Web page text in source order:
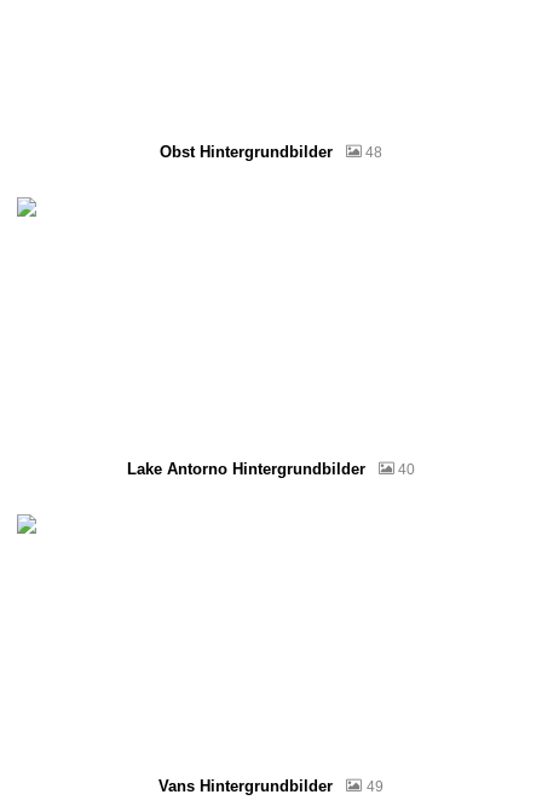
Obst Hintergrundbilder 48
Lake Antorno Hintergrundbilder 40
Vans Hintergrundbilder 49